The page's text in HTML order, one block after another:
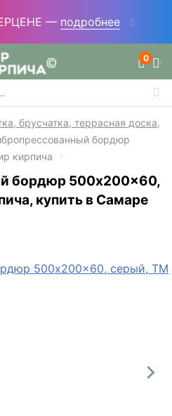
— подробнее
0
брусчатка, террасная доска,
бордюр
кирпича
бордюр 500x200x60,
купить в Самаре